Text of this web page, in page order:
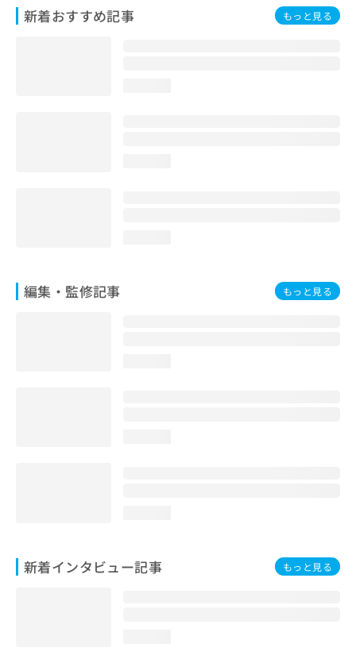
新着おすすめ記事 もっと見る
編集・監修記事 もっと見る
新着インタビュー記事 もっと見る
お
問